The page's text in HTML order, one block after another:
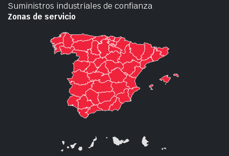
Suministros industriales de confianza
Zonas de servicio